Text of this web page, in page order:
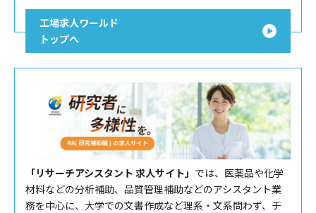
工場求人ワールド
トップへ
「リサーチアシスタント 求人サイト」 では、医薬品や化学
材料などの分析補助、品質管理補助などのアシスタント業
務を中心に、大学での文書作成など理系・文系問わず、チ